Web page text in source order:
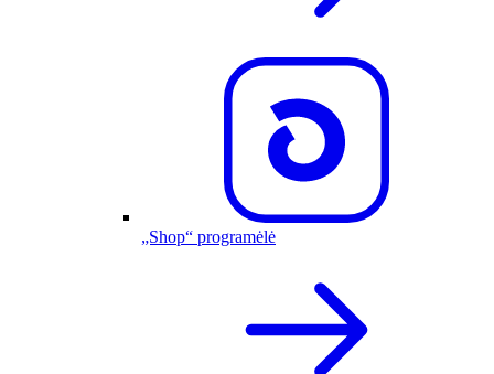
„Shop“ programėlė